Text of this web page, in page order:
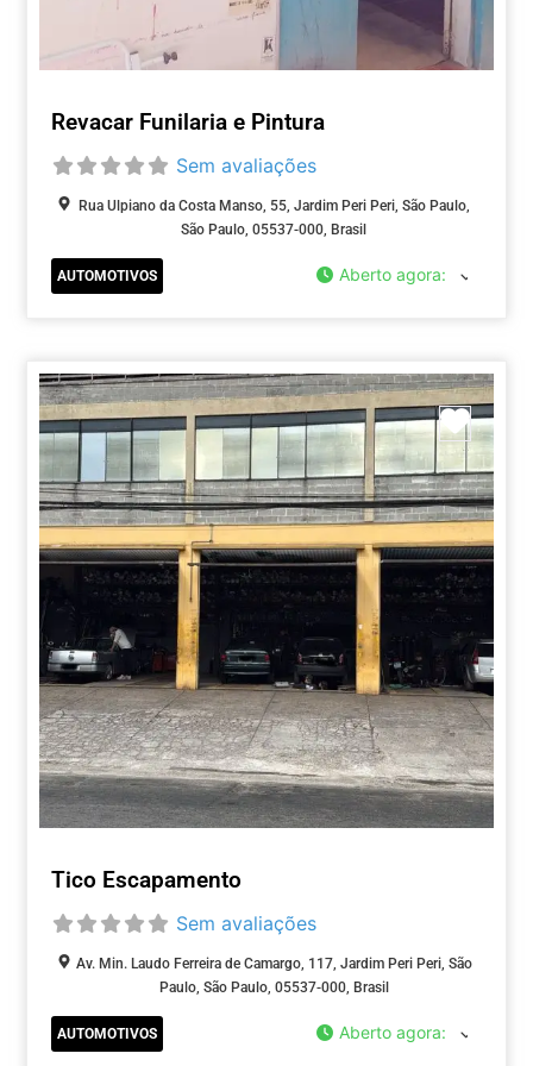
Revacar Funilaria e Pintura
Sem avaliações
Rua Ulpiano da Costa Manso, 55, Jardim Peri Peri, São Paulo,
São Paulo, 05537-000, Brasil
AUTOMOTIVOS Aberto agora:
Tico Escapamento
Sem avaliações
Av. Min. Laudo Ferreira de Camargo, 117, Jardim Peri Peri, São
Paulo, São Paulo, 05537-000, Brasil
AUTOMOTIVOS Aberto agora: